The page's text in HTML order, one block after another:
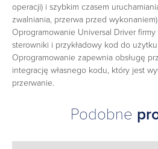
operacji) i szybkim czasem
zwalniania, przerwa przed wykonaniem).
Oprogramowanie Universal Driver
sterowniki i przykładowy kod do użytku
Oprogramowanie zapewnia obsługę
integrację własnego kodu, który jest
przerwanie.
Podobne